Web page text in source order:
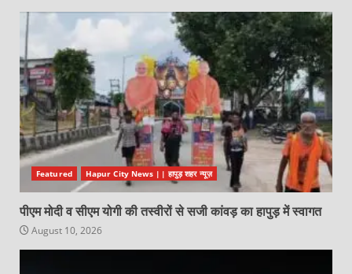
Featured Hapur City News || हापुड़ शहर न्यूज़
पीएम मोदी व सीएम योगी की तस्वीरों से सजी कांवड़ का हापुड़ में स्वागत
August 10, 2026